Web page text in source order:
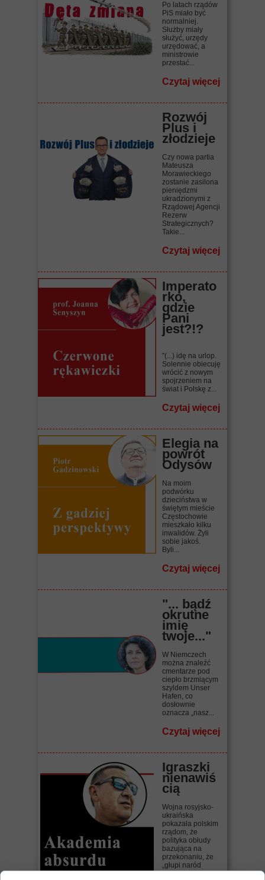
Po latach rządów
PiS miało być
normalniej.
Służby miały
służyć, urzędy
urzędować, a
ministrowie
przestać...
Czytaj więcej
Rozwój
Plus i
złodzieje
Czy nowa partia
Mateusza
Morawieckiego
zostanie zasilona
pieniędzmi
ukradzionymi z
Rządowej Agencji
Rezerw
Strategicznych?
Takie...
Czytaj więcej
Imperato
rko,
gdzie
Pani
jest?!?
"(...) idę na urlop.
Solennie obiecuję
wrócić z nowym
spojrzeniem na
świat i Polskę z...
Czytaj więcej
Elegia na
powrót
Odysów
Na moim
podwórku
dzieciństwa w
świętym mieście
Częstochowie
mieszkało kilku
inwalidów. Żyli
sobie jakoś.
Byli...
Czytaj więcej
"... bądź
okrutne
imię
twoje..."
W Niemczech
można znaleźć
cmentarze pod
ciepło brzmiącym
szyldem Unser
Hafen, co
dosłownie
oznacza „nasz...
Czytaj więcej
Igraszki
nienawiś
cią
Wojna rosyjsko-
ukraińska
pokazała polskim
rządom, że
polityka obłudy
bazująca na
przekonaniu, że
„głupi naród
wszystko...